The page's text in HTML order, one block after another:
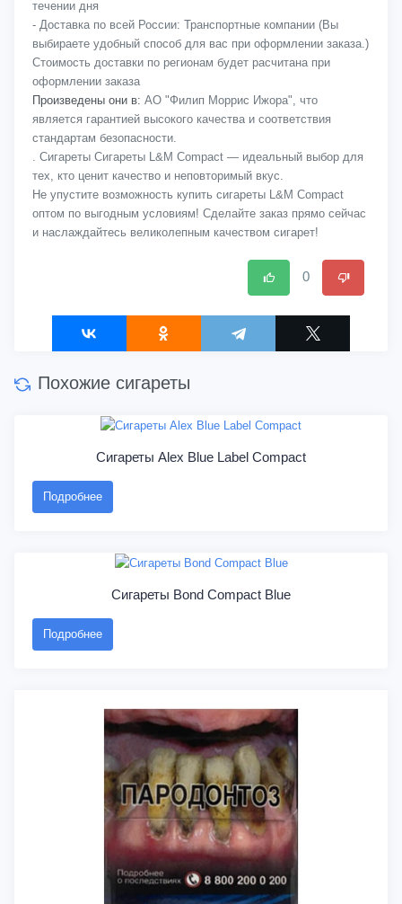
течении дня
- Доставка по всей России: Транспортные компании (Вы
выбираете удобный способ для вас при оформлении заказа.)
Стоимость доставки по регионам будет расчитана при
оформлении заказа
Произведены они в: АО "Филип Моррис Ижора", что
является гарантией высокого качества и соответствия
стандартам безопасности.
. Сигареты Сигареты L&M Compact — идеальный выбор для
тех, кто ценит качество и неповторимый вкус.
Не упустите возможность купить сигареты L&M Compact
оптом по выгодным условиям! Сделайте заказ прямо сейчас
и наслаждайтесь великолепным качеством сигарет!
0
Похожие сигареты
Сигареты Alex Blue Label Compact
Подробнее
Сигареты Bond Compact Blue
Подробнее